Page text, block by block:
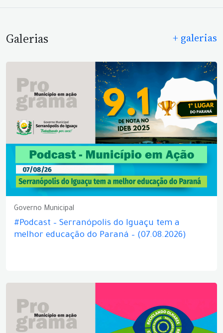
Galerias + galerias
Governo Municipal
#Podcast – Serranópolis do Iguaçu tem a
melhor educação do Paraná – (07.08.2026)